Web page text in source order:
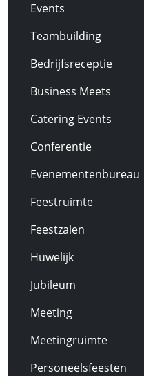
Events
Teambuilding
Bedrijfsreceptie
Business Meets
Catering Events
Conferentie
Evenementenbureau
Feestruimte
Feestzalen
Huwelijk
Jubileum
Meeting
Meetingruimte
Personeelsfeesten